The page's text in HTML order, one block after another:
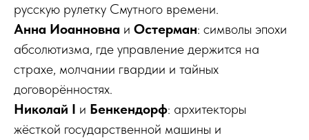
русскую рулетку Смутного времени.
Анна Иоанновна и Остерман: символы эпохи
абсолютизма, где управление держится на
страхе, молчании гвардии и тайных
договорённостях.
Николай I и Бенкендорф: архитекторы
жёсткой государственной машины и